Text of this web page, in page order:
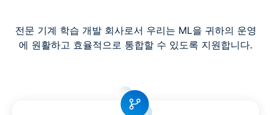
전문 기계 학습 개발 회사로서 우리는 ML을 귀하의 운영
에 원활하고 효율적으로 통합할 수 있도록 지원합니다.